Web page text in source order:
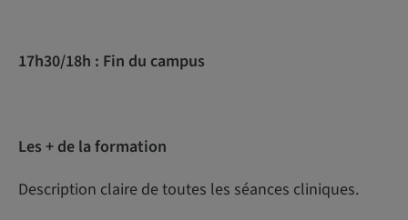
17h30/18h : Fin du campus
Les + de la formation
Description claire de toutes les séances cliniques.